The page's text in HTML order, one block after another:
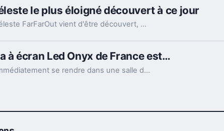
le plus éloigné découvert à ce jour
Encore plus loin que FarOut... le corps céleste FarFarOut vient d'être découvert, à 21 milliards de kilomètres du soleil !
à écran Led Onyx de France est…
Les amateurs du septième art doivent immédiatement se rendre dans une salle de cinéma, afin de constater de leurs yeux ce que sera le cinéma de demain. La première salle avec écran LED de France vient d'être inaugurée !